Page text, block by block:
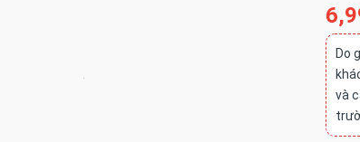
Do
và